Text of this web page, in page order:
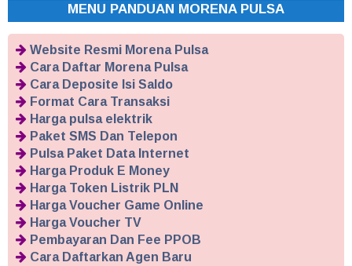
MENU PANDUAN MORENA PULSA
Website Resmi Morena Pulsa
Cara Daftar Morena Pulsa
Cara Deposite Isi Saldo
Format Cara Transaksi
Harga pulsa elektrik
Paket SMS Dan Telepon
Pulsa Paket Data Internet
Harga Produk E Money
Harga Token Listrik PLN
Harga Voucher Game Online
Harga Voucher TV
Pembayaran Dan Fee PPOB
Cara Daftarkan Agen Baru